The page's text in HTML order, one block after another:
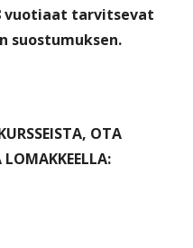
vuotiaat tarvitsevat
suostumuksen.
OTA